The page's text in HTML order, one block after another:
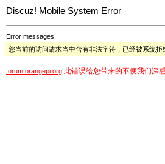
Discuz! Mobile System Error
Error messages:
您当前的访问请求当中含有非法字符，已经被系统拒
forum.orangepi.org 此错误给您带来的不便我们深